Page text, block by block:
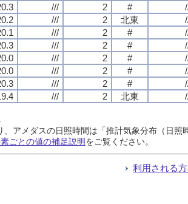
/// 2 #
/// 2 北東
/// 2 #
/// 2 #
/// 2 #
/// 2 #
/// 2 #
/// 2 北東
、アメダスの日照時間は「推計気象分布（日
ごとの値の補足説明をご覧ください。
利用される